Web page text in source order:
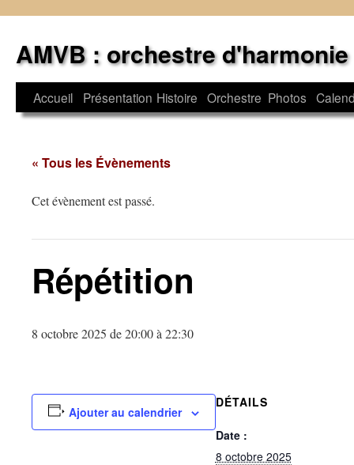
contenu
AMVB : orchestre d'harmonie
Accueil Présentation Histoire Orchestre Photos
« Tous les Évènements
Cet évènement est passé.
Répétition
8 octobre 2025 de 20:00à 22:30
Ajouter au calendrier
DÉTAILS
Date :
8 octobre 2025